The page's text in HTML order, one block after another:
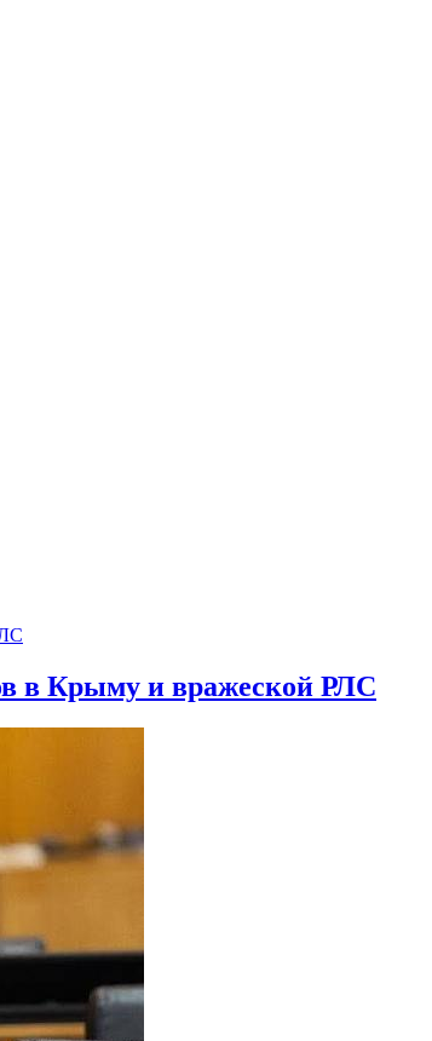
в Крыму и вражеской РЛС